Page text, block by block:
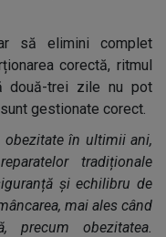
să elimini complet
corectă, ritmul
două-trei zile nu pot
gestionate corect.
obezitate în ultimii ani,
tradiționale
și echilibru de
mai ales când
obezitatea.